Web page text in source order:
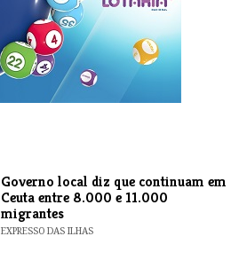
​Governo local diz que continuam em
Ceuta entre 8.000 e 11.000
migrantes
EXPRESSO DAS ILHAS